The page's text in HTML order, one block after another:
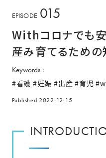
EPISODE 015
Withコロナでも
産み育てるための
Keywords
看護
妊娠 出産 育児
Published 2022-12-15